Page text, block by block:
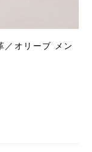
オリーブ メン